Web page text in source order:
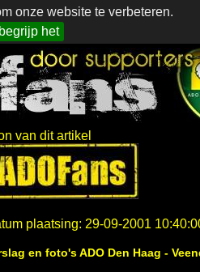
onze website te verbeteren.
begrijp het
van dit artikel
plaatsing: 29-09-2001
en foto's ADO Den Haag -